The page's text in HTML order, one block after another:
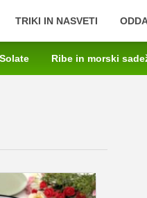
TRIKI IN NASVETI
Solate Ribe in morski